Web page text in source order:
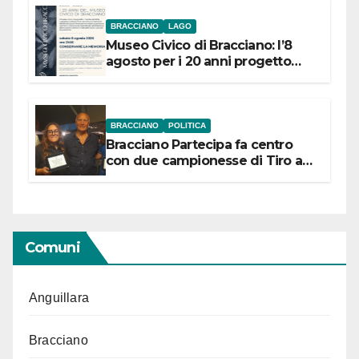
BRACCIANO LAGO
Museo Civico di Bracciano: l’8
agosto per i 20 anni progetto
BRACCIANO POLITICA
Bracciano Partecipa fa centro
con due campionesse di Tiro a
Comuni
Anguillara
Bracciano